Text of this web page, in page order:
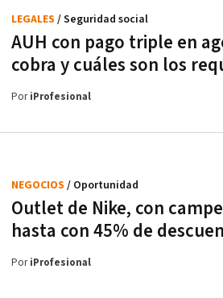
AUH con pago triple en
cobra y cuáles son los
LEGALES / Seguridad social
PoriProfesional
Outlet de Nike, con
hasta con 45% de
NEGOCIOS / Oportunidad
PoriProfesional